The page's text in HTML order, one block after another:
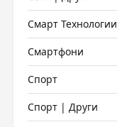
Смарт Технологии
Смартфони
Спорт
Спорт | Други